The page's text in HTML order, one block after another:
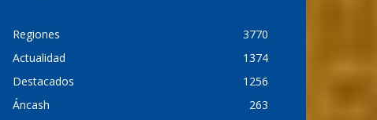
Regiones
3770
Actualidad
1374
Destacados
1256
Áncash
263